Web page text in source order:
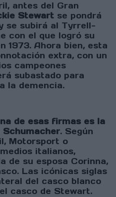
antes del Gran
Stewart se pondrá
se subirá al Tyrrell-
con el que logró su
1973. Ahora bien, esta
extra, con un
campeones
subastado para
la demencia.
de esas firmas es la
Schumacher. Según
Motorsport o
italianos,
de su esposa Corinna,
Las icónicas siglas
del casco blanco
casco de Stewart.